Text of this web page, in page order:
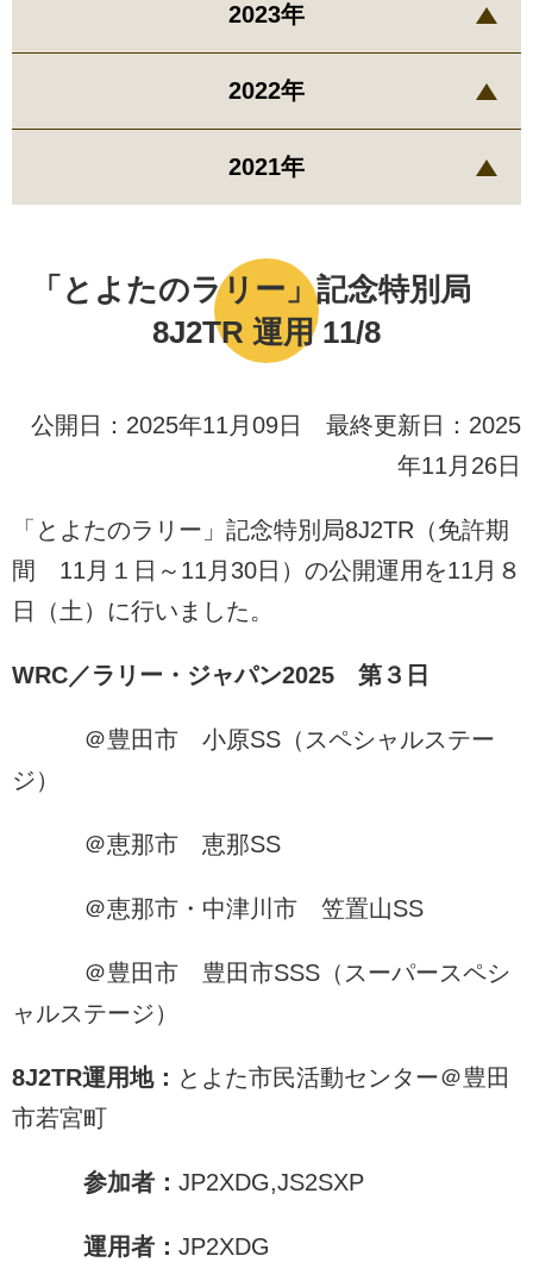
「とよたのラリー」記念特別局
8J2TR 運用 11/8
公開日：2025年11月09日 最終更新日：2025
年11月26日
「とよたのラリー」記念特別局8J2TR（免許期
間 11月１日～11月30日）の公開運用を11月８
日（土）に行いました。
WRC／ラリー・ジャパン2025 第３日
＠豊田市 小原SS（スペシャルステー
ジ）
＠恵那市 恵那SS
＠恵那市・中津川市 笠置山SS
＠豊田市 豊田市SSS（スーパースペシ
ャルステージ）
8J2TR運用地： とよた市民活動センター＠豊田
市若宮町
参加者： JP2XDG,JS2SXP
運用者： JP2XDG
2023年
2022年
2021年